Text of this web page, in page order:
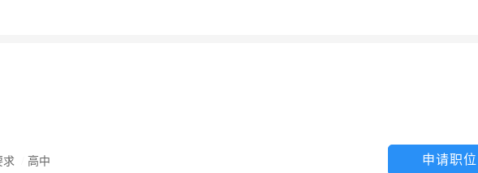
求 高中 申请职位